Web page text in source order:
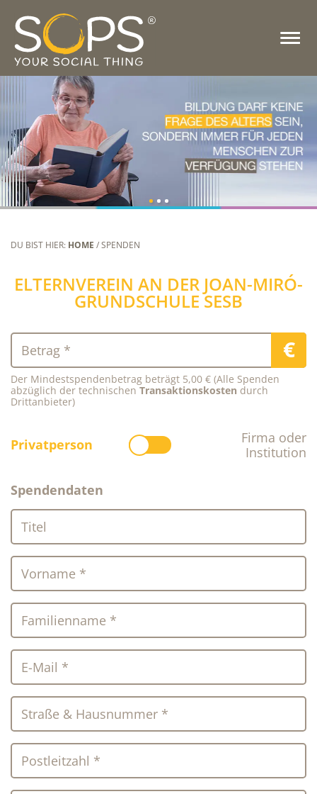
DU BIST HIER: HOME / SPENDEN
ELTERNVEREIN AN DER JOAN-MIRÓ-
GRUNDSCHULE SESB
€
Betrag *
Der Mindestspendenbetrag beträgt 5,00 € (Alle Spenden
abzüglich der technischen Transaktionskosten durch
Drittanbieter)
Privatperson
Firma oder
Institution
Spendendaten
Titel
Vorname *
Familienname *
E-Mail *
Straße & Hausnummer *
Postleitzahl *